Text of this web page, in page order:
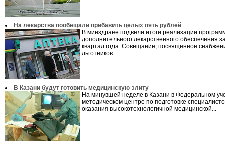
На лекарства пообещали прибавить целых пять рублей
В минздраве подвели итоги реализации
дополнительного лекарственного обеспечения
квартал года. Совещание, посвященное
льготников...
В Казани будут готовить медицинскую элиту
На минувшей неделе в Казани в Федеральном
методическом центре по подготовке
оказания высокотехнологичной медицинской...